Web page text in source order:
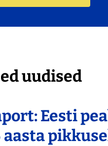
uudised
Eesti
aasta